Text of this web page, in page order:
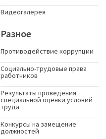
Видеогалерея
Разное
Противодействие коррупции
Социально-трудовые права
работников
Результаты проведения
специальной оценки условий
труда
Конкурсы на замещение
должностей